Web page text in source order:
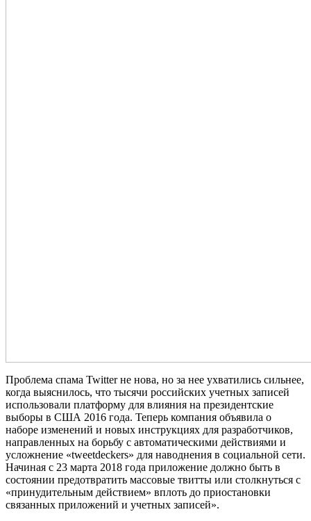
Проблема спама Twitter не нова, но за нее ухватились сильнее,
когда выяснилось, что тысячи российских учетных записей
использовали платформу для влияния на президентские
выборы в США 2016 года. Теперь компания объявила о
наборе изменений и новых инструкциях для разработчиков,
направленных на борьбу с автоматическими действиями и
усложнение «tweetdeckers» для наводнения в социальной сети.
Начиная с 23 марта 2018 года приложение должно быть в
состоянии предотвратить массовые твитты или столкнуться с
«принудительным действием» вплоть до приостановки
связанных приложений и учетных записей».